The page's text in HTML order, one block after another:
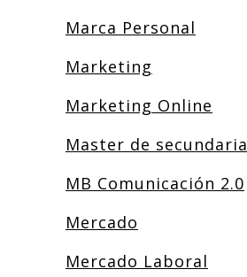
Marca Personal
Marketing
Marketing Online
Master de secundaria
MB Comunicación 2.0
Mercado
Mercado Laboral